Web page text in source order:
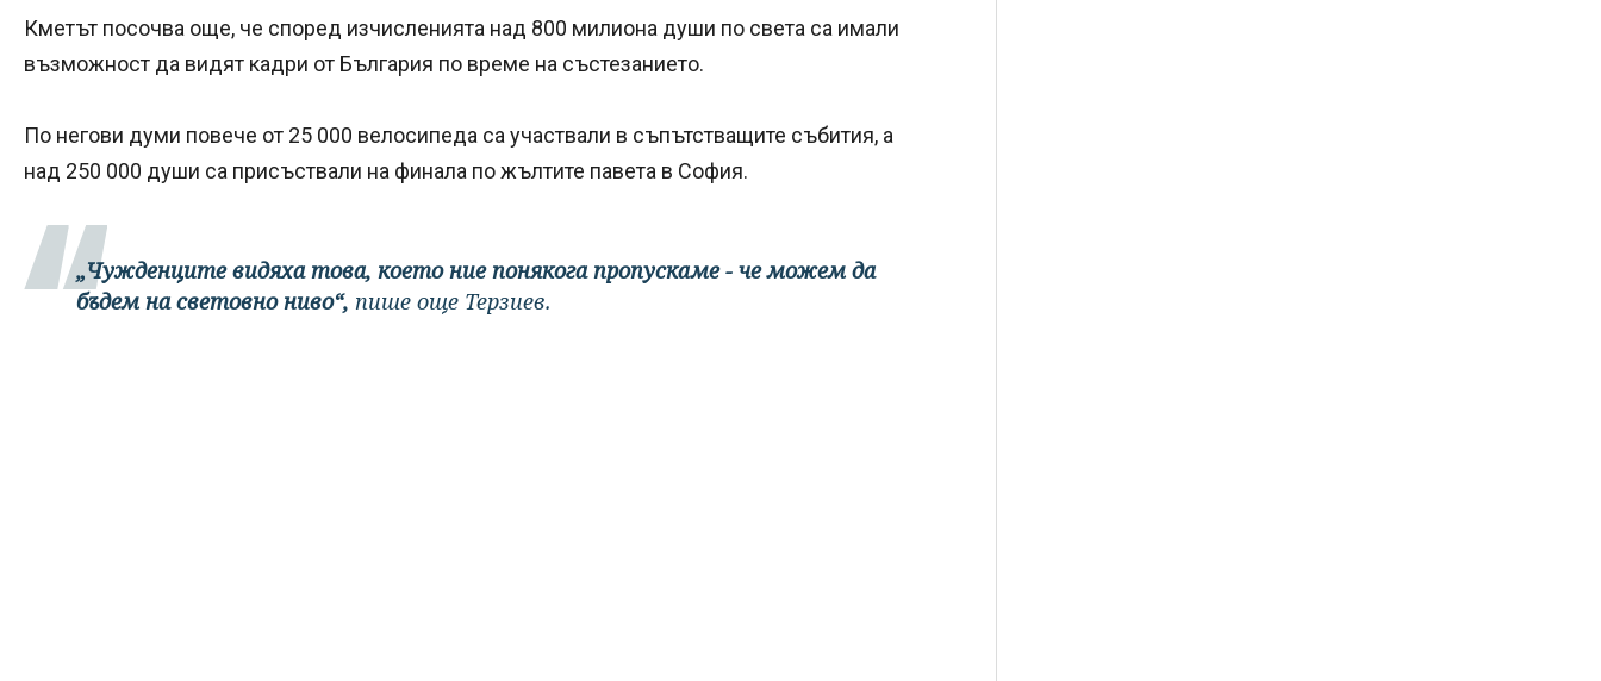
Кметът посочва още, че според изчисленията над 800 милиона души по света са имали
възможност да видят кадри от България по време на състезанието.
По негови думи повече от 25 000 велосипеда са участвали в съпътстващите събития, а
над 250 000 души са присъствали на финала по жълтите павета в София.
„Чужденците видяха това, което ние понякога пропускаме - че можем да
бъдем на световно ниво“, пише още Терзиев.